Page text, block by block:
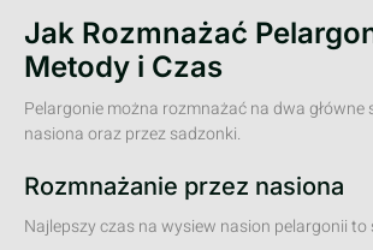
Jak Rozmnażać
Metody i Czas
Pelargonie można rozmnażać na dwa główne
nasiona oraz przez sadzonki.
Rozmnażanie przez nasiona
Najlepszy czas na wysiew nasion pelargonii to